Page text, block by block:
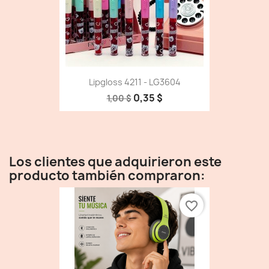
Lipgloss 4211 - LG3604
1,00 $ 0,35 $
Los clientes que adquirieron este
producto también compraron:
favorite_border